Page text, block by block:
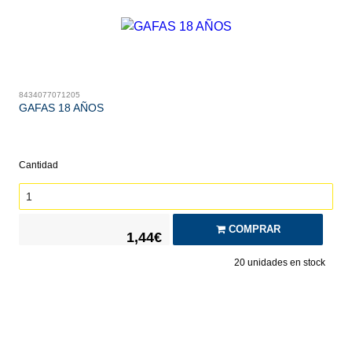
8434077071205
GAFAS 18 AÑOS
Cantidad
1,44€
COMPRAR
20unidades en stock